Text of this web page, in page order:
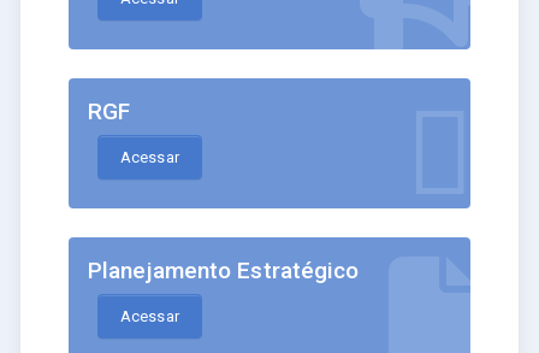
RGF
Acessar
Planejamento Estratégico
Acessar